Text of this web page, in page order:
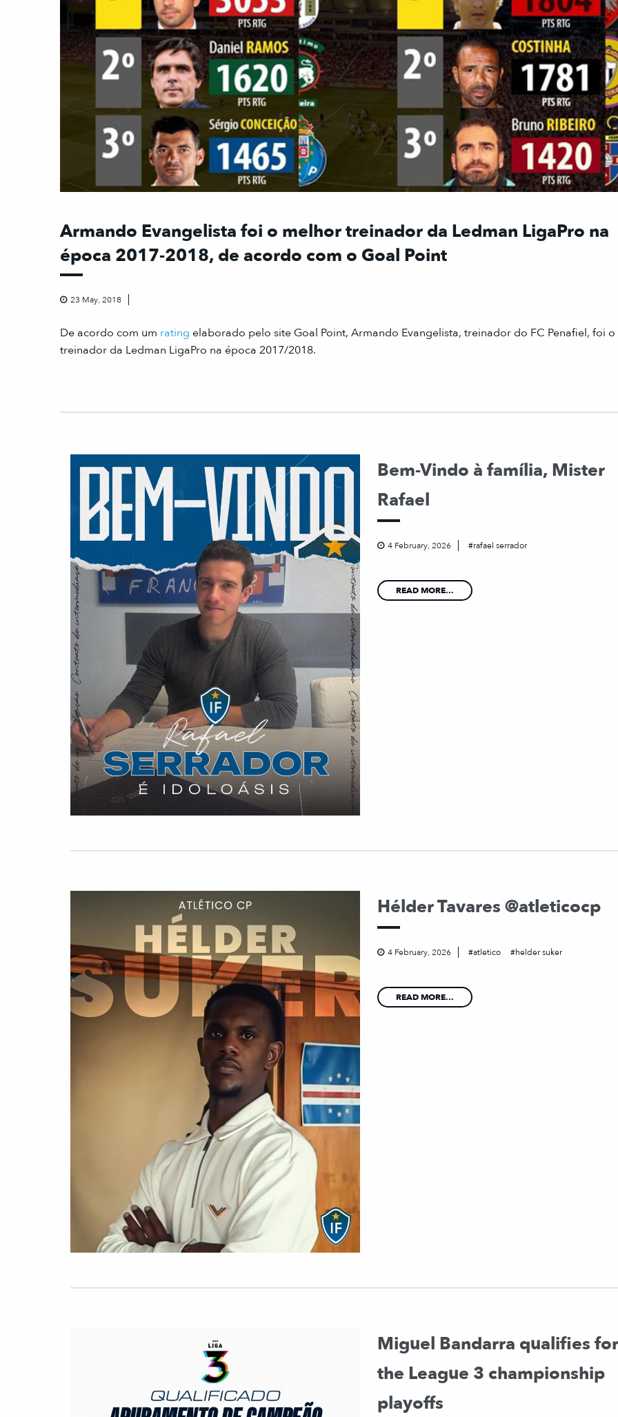
Armando Evangelista foi o melhor treinador da Ledman LigaPro na
época 2017-2018, de acordo com o Goal Point
23 May, 2018
De acordo com um rating elaborado pelo site Goal Point, Armando Evangelista, treinador do FC Penafiel, foi
treinador da Ledman LigaPro na época 2017/2018.
Bem-Vindo à família, Mister
Rafael
4 February, 2026 rafael serrador
READ MORE...
Hélder Tavares @atleticocp
4 February, 2026 atletico helder suker
READ MORE...
Miguel Bandarra qualifies for
the League 3 championship
playoffs